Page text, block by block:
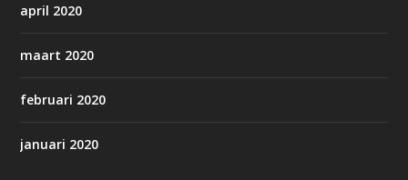
april 2020
maart 2020
februari 2020
januari 2020